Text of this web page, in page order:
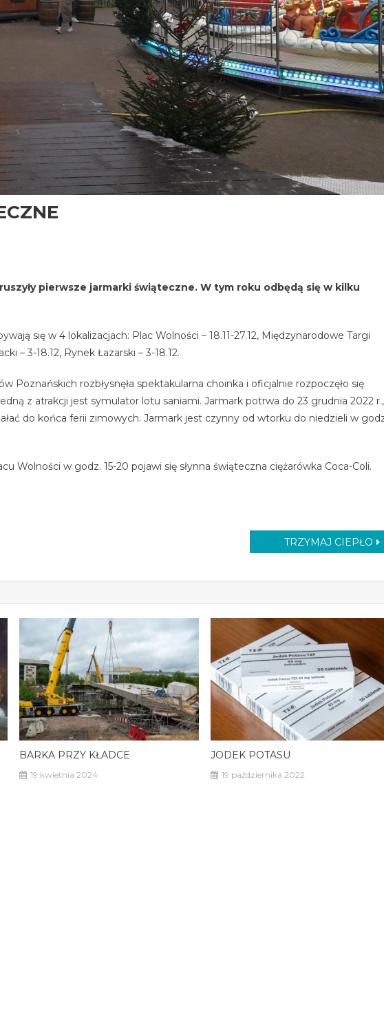
pierwsze jarmarki świąteczne. W tym roku odbędą się w kilku
się w 4 lokalizacjach: Plac Wolności – 18.11-27.12, Międzynarodowe Targi
– 3-18.12, Rynek Łazarski – 3-18.12.
Poznańskich rozbłysnęła spektakularna choinka i oficjalnie rozpoczęło się
z atrakcji jest symulator lotu saniami. Jarmark potrwa do 23 grudnia 2022 r.,
do końca ferii zimowych. Jarmark jest czynny od wtorku do niedzieli w
Wolności w godz. 15-20 pojawi się słynna świąteczna ciężarówka Coca-Coli.
TRZYMAJ CIEPŁO
BARKA PRZY KŁADCE
19 kwietnia 2024
JODEK POTASU
19 października 2022